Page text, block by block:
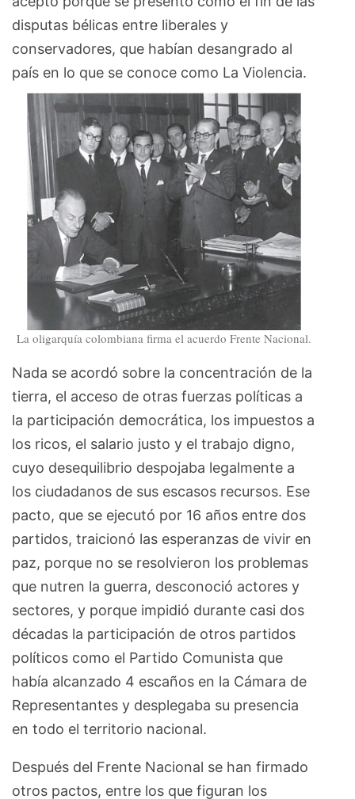
disputas bélicas entre liberales y
conservadores, que habían desangrado al
país en lo que se conoce como La Violencia.
La oligarquía colombiana firma el acuerdo Frente Nacional.
Nada se acordó sobre la concentración de la
tierra, el acceso de otras fuerzas políticas a
la participación democrática, los impuestos a
los ricos, el salario justo y el trabajo digno,
cuyo desequilibrio despojaba legalmente a
los ciudadanos de sus escasos recursos. Ese
pacto, que se ejecutó por 16 años entre dos
partidos, traicionó las esperanzas de vivir en
paz, porque no se resolvieron los problemas
que nutren la guerra, desconoció actores y
sectores, y porque impidió durante casi dos
décadas la participación de otros partidos
políticos como el Partido Comunista que
había alcanzado 4 escaños en la Cámara de
Representantes y desplegaba su presencia
en todo el territorio nacional.
Después del Frente Nacional se han firmado
otros pactos, entre los que figuran los